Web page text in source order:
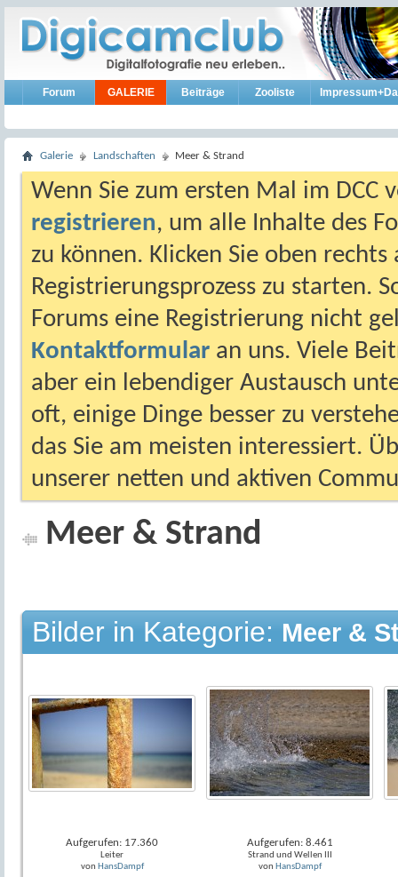
Forum GALERIE Beiträge Zooliste
Galerie Landschaften Meer & Strand
Wenn Sie zum ersten Mal im DCC
registrieren, um alle Inhalte des
zu können. Klicken Sie oben
Registrierungsprozess zu starten.
Forums eine Registrierung nicht
Kontaktformular an uns. Viele
aber ein lebendiger Austausch
oft, einige Dinge besser zu
das Sie am meisten interessiert.
unserer netten und aktiven
Meer & Strand
Bilder in Kategorie: Meer &
Aufgerufen: 17.360
Leiter
von HansDampf
Aufgerufen: 8.461
Strand und Wellen III
von HansDampf